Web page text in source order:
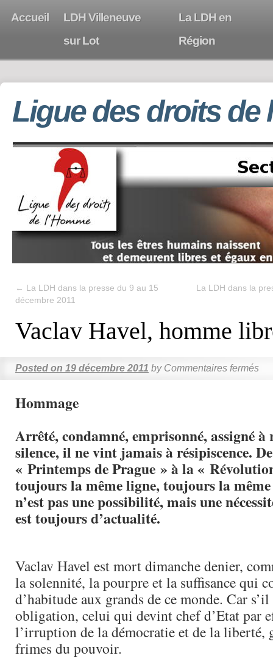
Accueil
LDH Villeneuve
sur Lot
La LDH en
Région
Ligue des droits de
← La LDH dans la presse du 9 au 15
décembre 2011
La LDH dans la
Vaclav Havel, homme
Posted on 19 décembre 2011 by Commentaires fermés
Hommage
Arrêté, condamné, emprisonné, assigné à
silence, il ne vint jamais à résipiscence.
« Printemps de Prague » à la «
toujours la même ligne, toujours la
n’est pas une possibilité, mais une
est toujours d’actualité.
Vaclav Havel est mort dimanche denier,
la solennité, la pourpre et la suffisance qui
d’habitude aux grands de ce monde. Car
obligation, celui qui devint chef d’Etat par
l’irruption de la démocratie et de la liberté,
frimes du pouvoir.